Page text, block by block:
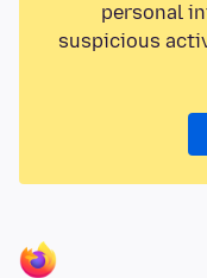
personal
suspicious